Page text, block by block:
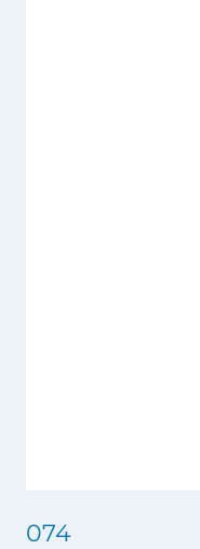
074